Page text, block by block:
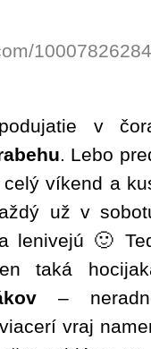
v
. Lebo
víkend a
už v
lenivejú 🙂
taká
–
vraj